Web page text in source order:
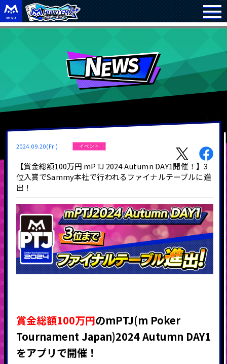
2024.09.20(Fri) イベント
【賞金総額100万円 mPTJ 2024 Autumn DAY1開催！】3
位入賞でSammy本社で行われるファイナルテーブルに進
出！
賞金総額100万円のmPTJ(m Poker
Tournament Japan)2024 Autumn DAY1
をアプリで開催！